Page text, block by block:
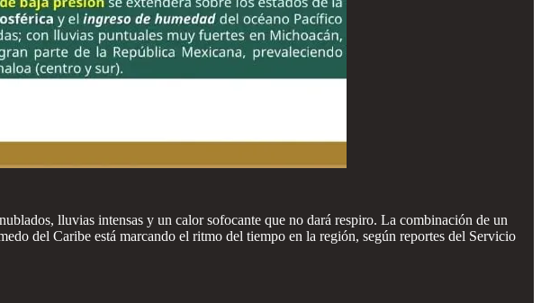
lluvias intensas y un calor sofocante que no dará respiro. La combinación de un
del Caribe está marcando el ritmo del tiempo en la región, según reportes del Servicio